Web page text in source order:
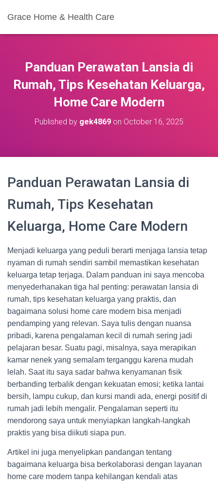
Grace Home & Health Care
Panduan Perawatan Lansia di
Rumah, Tips Kesehatan Keluarga,
Home Care Modern
Published by gek4869 on October 16, 2025
Panduan Perawatan Lansia di
Rumah, Tips Kesehatan
Keluarga, Home Care Modern
Menjadi keluarga yang peduli berarti menjaga lansia tetap
nyaman di rumah sendiri sambil memastikan kesehatan
keluarga tetap terjaga. Dalam panduan ini saya mencoba
menyederhanakan tiga hal penting: perawatan lansia di
rumah, tips kesehatan keluarga yang praktis, dan
bagaimana solusi home care modern bisa menjadi
pendamping yang relevan. Saya tulis dengan nuansa
pribadi, karena pengalaman kecil di rumah sering jadi
pelajaran besar. Suatu pagi, misalnya, saya merapikan
kamar nenek yang semalam terganggu karena mudah
lelah. Saat itu saya sadar bahwa kenyamanan fisik
berbanding terbalik dengan kekuatan emosi; ketika lantai
bersih, lampu cukup, dan kursi mandi ada, energi positif di
rumah jadi lebih mengalir. Pengalaman seperti itu
mendorong saya untuk menyiapkan langkah-langkah
praktis yang bisa diikuti siapa pun.
Artikel ini juga menyelipkan pandangan tentang
bagaimana keluarga bisa berkolaborasi dengan layanan
home care modern tanpa kehilangan kendali atas